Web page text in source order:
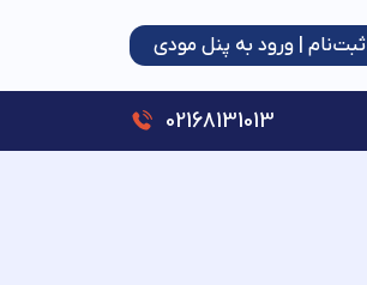
ثبت‌نام | ورود به پنل مودی
02168131013